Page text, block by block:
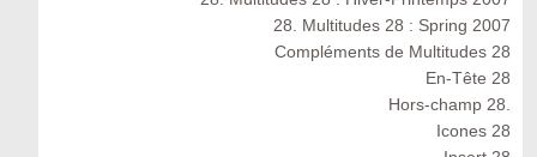
28. Multitudes 28 : Spring 2007
Compléments de Multitudes 28
En-Tête 28
Hors-champ 28.
Icones 28